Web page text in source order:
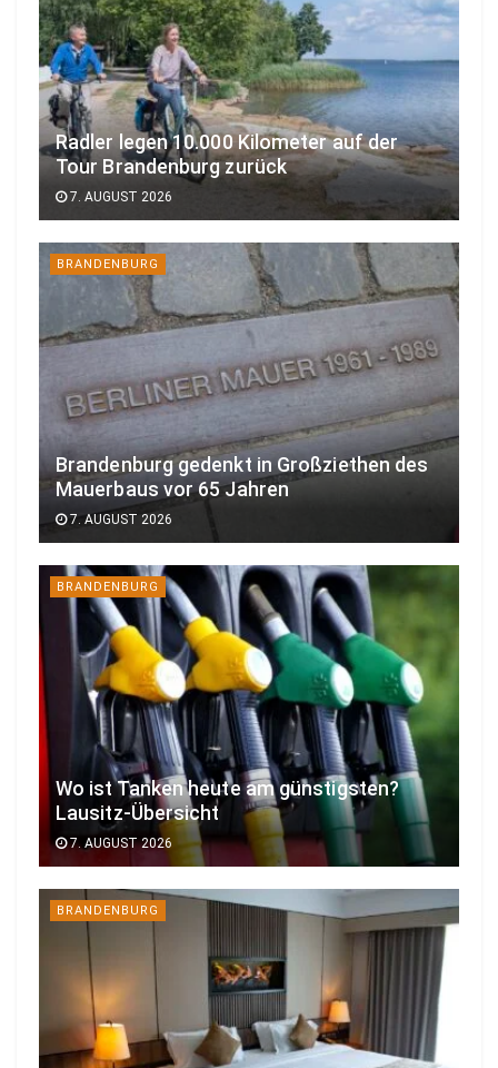
Radler legen 10.000 Kilometer auf der
Tour Brandenburg zurück
7. AUGUST 2026
BRANDENBURG
Brandenburg gedenkt in Großziethen des
Mauerbaus vor 65 Jahren
7. AUGUST 2026
BRANDENBURG
Wo ist Tanken heute am günstigsten?
Lausitz-Übersicht
7. AUGUST 2026
BRANDENBURG